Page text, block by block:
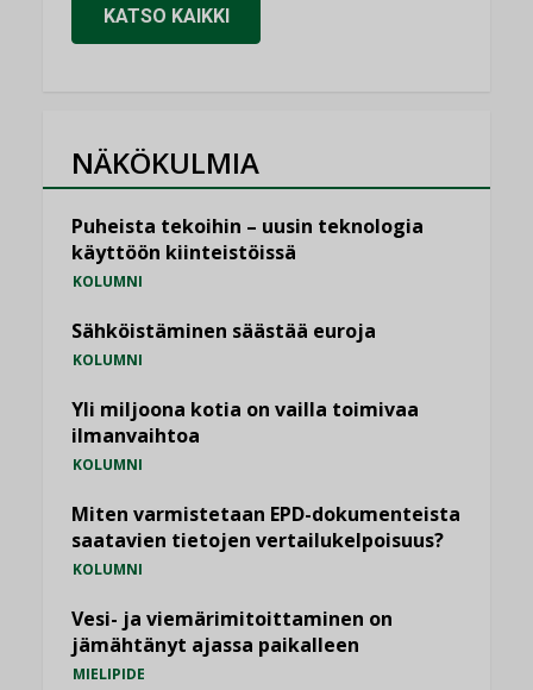
KATSO KAIKKI
NÄKÖKULMIA
Puheista tekoihin – uusin teknologia
käyttöön kiinteistöissä
KOLUMNI
Sähköistäminen säästää euroja
KOLUMNI
Yli miljoona kotia on vailla toimivaa
ilmanvaihtoa
KOLUMNI
Miten varmistetaan EPD-dokumenteista
saatavien tietojen vertailukelpoisuus?
KOLUMNI
Vesi- ja viemärimitoittaminen on
jämähtänyt ajassa paikalleen
MIELIPIDE